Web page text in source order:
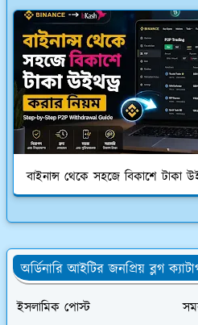
বাইনান্স থেকে সহজে বিকাশে টাকা
অর্ডিনারি আইটির জনপ্রিয় ব্লগ
ইসলামিক পোস্ট